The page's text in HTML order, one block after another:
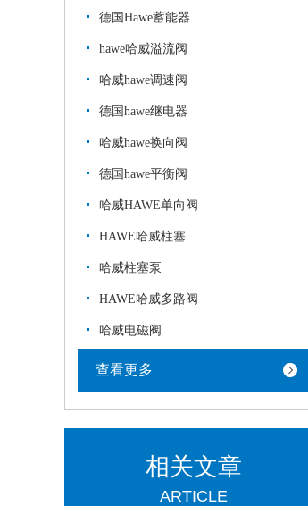
德国Hawe蓄能器
hawe哈威溢流阀
哈威hawe调速阀
德国hawe继电器
哈威hawe换向阀
德国hawe平衡阀
哈威HAWE单向阀
HAWE哈威柱塞
哈威柱塞泵
HAWE哈威多路阀
哈威电磁阀
查看更多
相关文章
ARTICLE